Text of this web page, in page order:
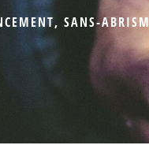
, SANS-